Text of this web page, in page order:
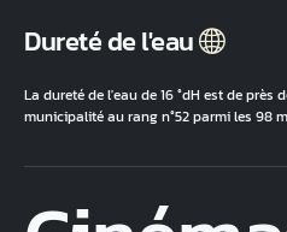
Dureté de l'eau
La dureté de l'eau de 16 °dH est de près
municipalité au rang n°52 parmi les 98